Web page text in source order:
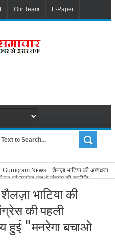
Our Team E-Paper
Gurugram News :: शैलज़ा भाटिया की अध्यक्षता
हुई "मनरेगा बचाओ संग्राम की रणनीति”
भाटिया की
की पहली
हुई "मनरेगा बचाओ